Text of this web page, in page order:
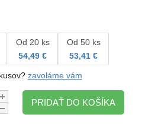
Od 20 ks
54,49 €
Od 50 ks
53,41 €
zavoláme vám
Množstvo:
PRIDAŤ DO KOŠÍKA